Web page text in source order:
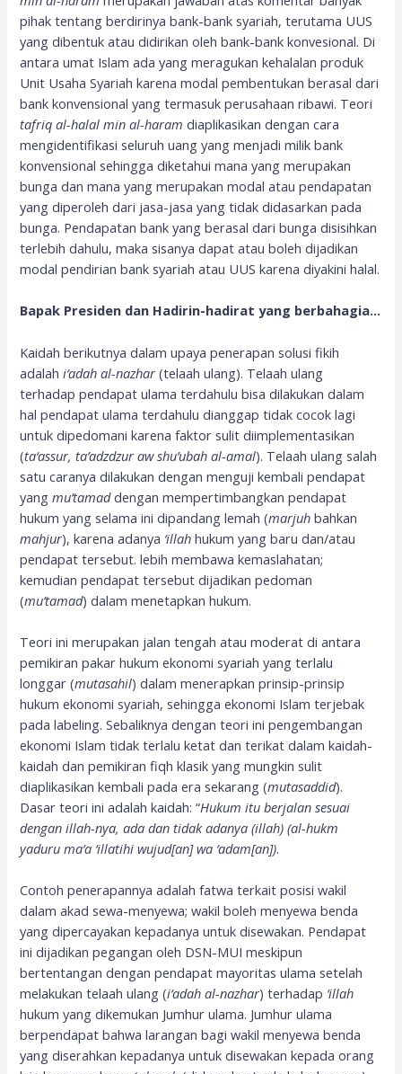
pihak tentang berdirinya bank-bank syariah, terutama UUS
yang dibentuk atau didirikan oleh bank-bank konvesional. Di
antara umat Islam ada yang meragukan kehalalan produk
Unit Usaha Syariah karena modal pembentukan berasal dari
bank konvensional yang termasuk perusahaan ribawi. Teori
tafriq al-halal min al-haram diaplikasikan dengan cara
mengidentifikasi seluruh uang yang menjadi milik bank
konvensional sehingga diketahui mana yang merupakan
bunga dan mana yang merupakan modal atau pendapatan
yang diperoleh dari jasa-jasa yang tidak didasarkan pada
bunga. Pendapatan bank yang berasal dari bunga disisihkan
terlebih dahulu, maka sisanya dapat atau boleh dijadikan
modal pendirian bank syariah atau UUS karena diyakini halal.
Bapak Presiden dan Hadirin-hadirat yang berbahagia…
Kaidah berikutnya dalam upaya penerapan solusi fikih
adalahi‘adah al-nazhar(telaah ulang). Telaah ulang
terhadap pendapat ulama terdahulu bisa dilakukan dalam
hal pendapat ulama terdahulu dianggap tidak cocok lagi
untuk dipedomani karena faktor sulit diimplementasikan
(ta‘assur, ta’adzdzur aw shu’ubah al-amal). Telaah ulang salah
satu caranya dilakukan dengan menguji kembali pendapat
yangmu’tamaddengan mempertimbangkan pendapat
hukum yang selama ini dipandang lemah (marjuh bahkan
mahjur), karena adanya ‘illah hukum yang baru dan/atau
pendapat tersebut. lebih membawa kemaslahatan;
kemudian pendapat tersebut dijadikan pedoman
(mu’tamad) dalam menetapkan hukum.
Teori ini merupakan jalan tengah atau moderat di antara
pemikiran pakar hukum ekonomi syariah yang terlalu
longgar (mutasahil) dalam menerapkan prinsip-prinsip
hukum ekonomi syariah, sehingga ekonomi Islam terjebak
pada labeling. Sebaliknya dengan teori ini pengembangan
ekonomi Islam tidak terlalu ketat dan terikat dalam kaidah-
kaidah dan pemikiran fiqh klasik yang mungkin sulit
diaplikasikan kembali pada era sekarang (mutasaddid).
Dasar teori ini adalah kaidah: “Hukum itu berjalan sesuai
dengan illah-nya, ada dan tidak adanya (illah) (al-hukm
yaduru ma‘a ‘illatihi wujud[an] wa ‘adam[an]).
Contoh penerapannya adalah fatwa terkait posisi wakil
dalam akad sewa-menyewa; wakil boleh menyewa benda
yang dipercayakan kepadanya untuk disewakan. Pendapat
ini dijadikan pegangan oleh DSN-MUI meskipun
bertentangan dengan pendapat mayoritas ulama setelah
melakukan telaah ulang (i‘adah al-nazhar) terhadap ‘illah
hukum yang dikemukan Jumhur ulama. Jumhur ulama
berpendapat bahwa larangan bagi wakil menyewa benda
yang diserahkan kepadanya untuk disewakan kepada orang